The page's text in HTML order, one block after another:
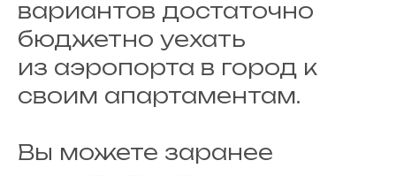
вариантов достаточно
бюджетно уехать
из аэропорта в город к
своим апартаментам.
Вы можете заранее